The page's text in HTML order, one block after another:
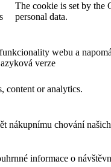
The cookie is set by the
personal data.
webu a
verze
content or analytics.
nákupnímu chování
informace o